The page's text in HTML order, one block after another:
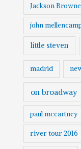
Jackson Browne
john
little steven
madrid
on broadway
paul mccartney
river tour 2016